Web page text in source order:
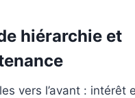
hiérarchie et
vers l’avant : intérêt